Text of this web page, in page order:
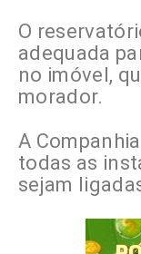
O
adequada
no imóvel,
morador.
A
todas as
sejam